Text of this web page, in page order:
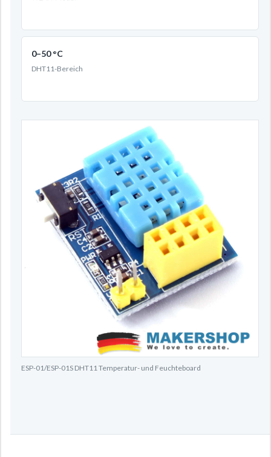
0–50 °C
DHT11-Bereich
ESP-01/ESP-01S DHT11 Temperatur- und Feuchteboard